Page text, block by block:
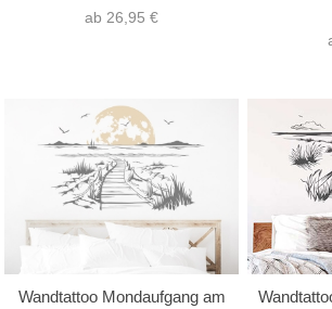
ab 26,95 €
Wandtattoo Mondaufgang am